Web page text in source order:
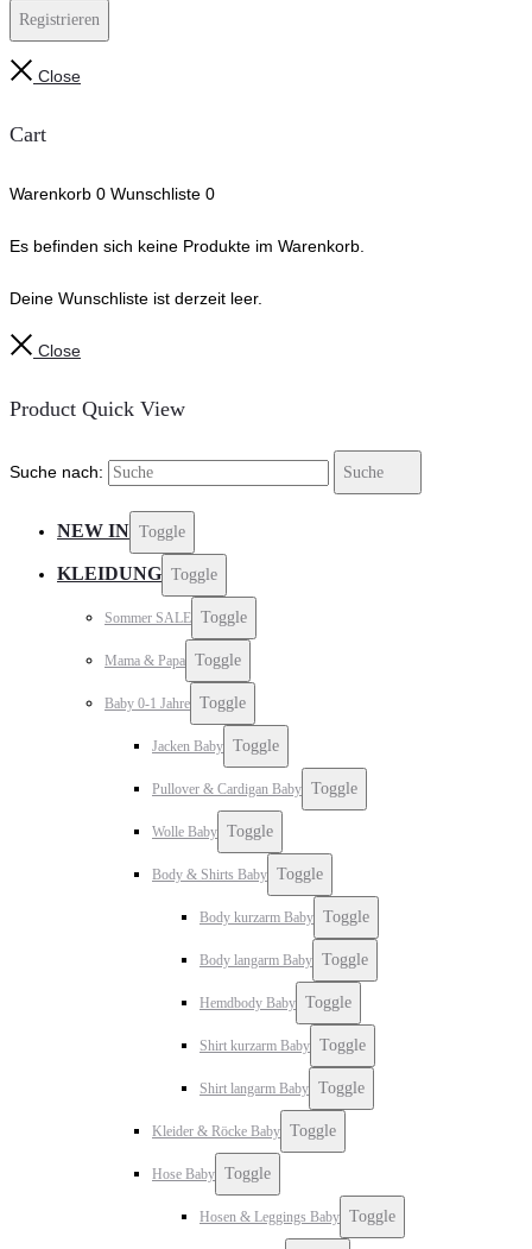
Registrieren
Close
Cart
Warenkorb 0 Wunschliste 0
Es befinden sich keine Produkte im Warenkorb.
Deine Wunschliste ist derzeit leer.
Close
Product Quick View
Suche nach: Suche
NEW IN Toggle
KLEIDUNG Toggle
Sommer SALE Toggle
Mama & Papa Toggle
Baby 0-1 Jahre Toggle
Jacken Baby Toggle
Pullover & Cardigan Baby Toggle
Wolle Baby Toggle
Body & Shirts Baby Toggle
Body kurzarm Baby Toggle
Body langarm Baby Toggle
Hemdbody Baby Toggle
Shirt kurzarm Baby Toggle
Shirt langarm Baby Toggle
Kleider & Röcke Baby Toggle
Hose Baby Toggle
Hosen & Leggings Baby Toggle